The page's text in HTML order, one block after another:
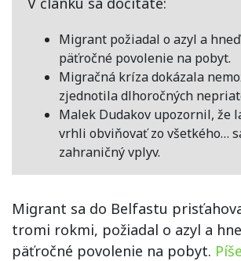
Migrant požiadal o azyl a
päťročné povolenie na pobyt.
Migračná kríza dokázala
zjednotila dlhoročných
Malek Dudakov upozornil, že
vrhli obviňovať zo všetkého…
zahraničný vplyv.
Migrant sa do Belfastu
tromi rokmi, požiadal o azyl a
päťročné povolenie na pobyt. Píše